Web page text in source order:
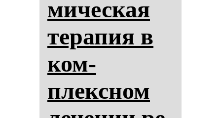
ми­чес­кая
те­ра­пия в
ком­
плексном